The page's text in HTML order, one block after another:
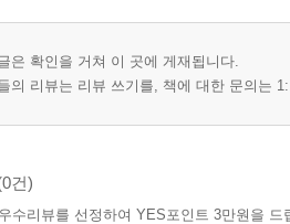
로
악
은 확인을 거쳐 이 곳에 게재됩니다.
의 리뷰는 리뷰 쓰기를, 책에 대한 문의는
건)
수리뷰를 선정하여 YES포인트 3만원을 드